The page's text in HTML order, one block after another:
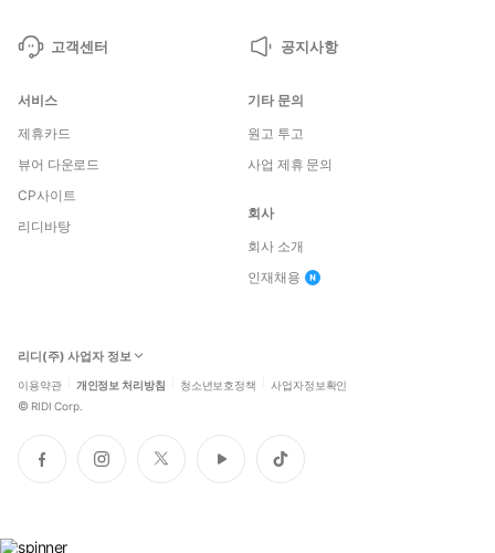
고객센터 공지사항
서비스
제휴카드
뷰어 다운로드
CP사이트
리디바탕
기타 문의
원고 투고
사업 제휴 문의
회사
회사 소개
인재채용
리디(주) 사업자 정보
이용약관 개인정보 처리방침 청소년보호정책 사업자정보확인
© RIDI Corp.
페
이
인
스
트
위
유
튜
틱
톡